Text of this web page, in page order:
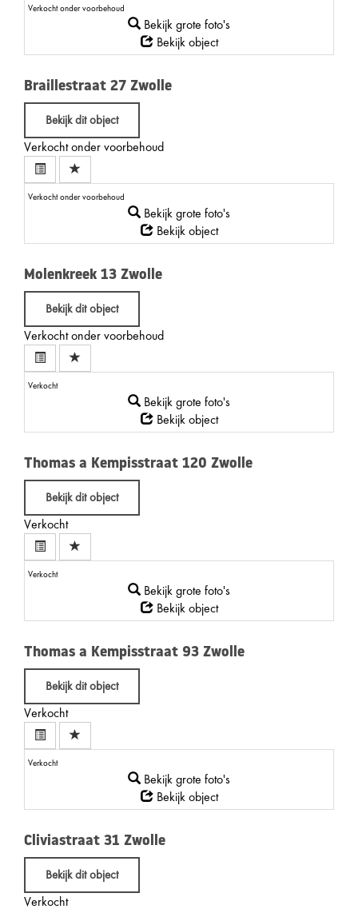
Verkocht onder voorbehoud
Bekijk grote foto's
Bekijk object
Braillestraat 27 Zwolle
Bekijk dit object
Verkocht onder voorbehoud
Verkocht onder voorbehoud
Bekijk grote foto's
Bekijk object
Molenkreek 13 Zwolle
Bekijk dit object
Verkocht onder voorbehoud
Verkocht
Bekijk grote foto's
Bekijk object
Thomas a Kempisstraat 120 Zwolle
Bekijk dit object
Verkocht
Verkocht
Bekijk grote foto's
Bekijk object
Thomas a Kempisstraat 93 Zwolle
Bekijk dit object
Verkocht
Verkocht
Bekijk grote foto's
Bekijk object
Cliviastraat 31 Zwolle
Bekijk dit object
Verkocht